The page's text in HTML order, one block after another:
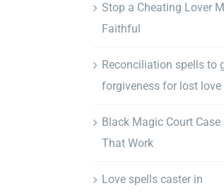
Stop a Cheating Lover
Faithful
Reconciliation spells to
forgiveness for lost love
Black Magic Court
That Work
Love spells caster in